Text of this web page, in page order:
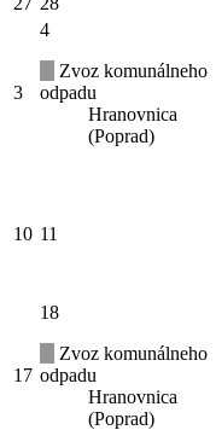
3
4
Zvoz komunálneho
odpadu
Hranovnica
(Poprad)
10 11
17
18
Zvoz komunálneho
odpadu
Hranovnica
(Poprad)